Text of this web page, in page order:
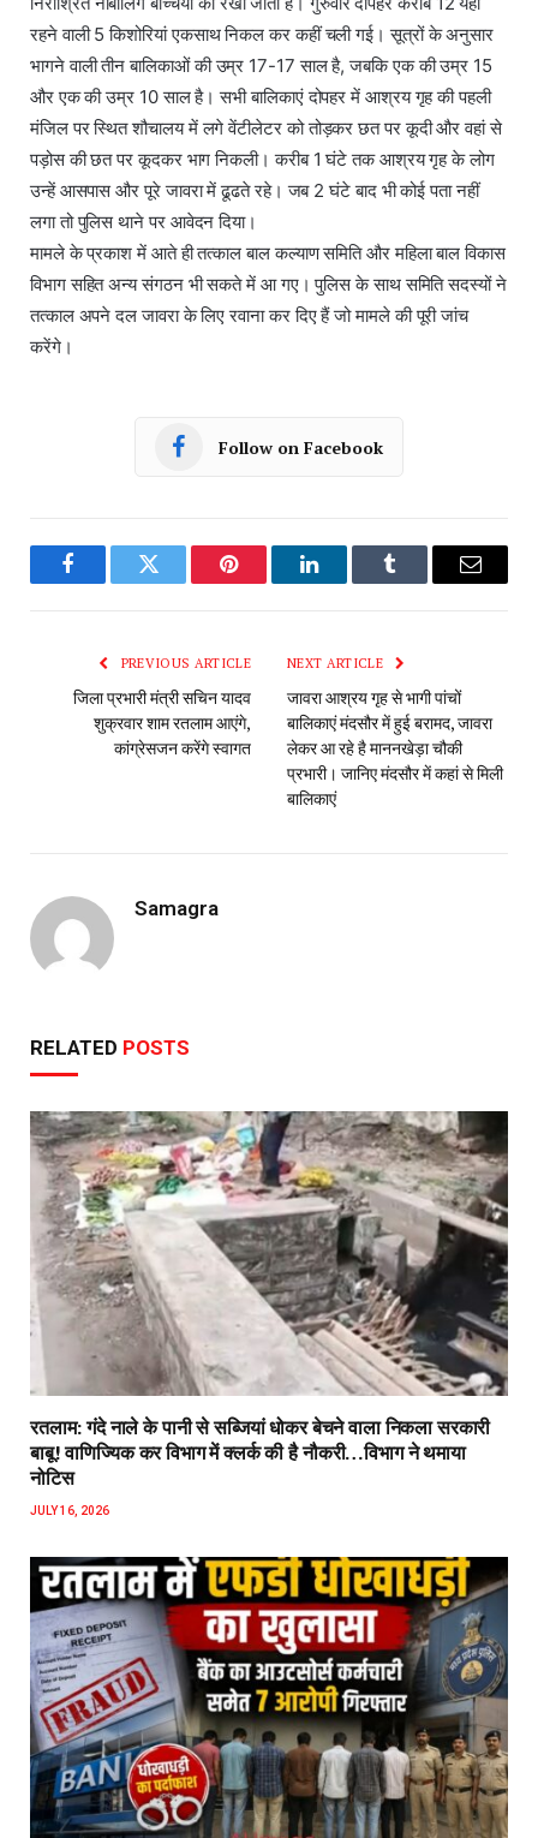
रहने वाली 5 किशोरियां एकसाथ निकल कर कहीं चली गई। सूत्रों के अनुसार
भागने वाली तीन बालिकाओं की उम्र 17-17 साल है, जबकि एक की उम्र 15
और एक की उम्र 10 साल है। सभी बालिकाएं दोपहर में आश्रय गृह की पहली
मंजिल पर स्थित शौचालय में लगे वेंटीलेटर को तोड़कर छत पर कूदी और वहां से
पड़ोस की छत पर कूदकर भाग निकली। करीब 1 घंटे तक आश्रय गृह के लोग
उन्हें आसपास और पूरे जावरा में ढूढते रहे। जब 2 घंटे बाद भी कोई पता नहीं
लगा तो पुलिस थाने पर आवेदन दिया।
मामले के प्रकाश में आते ही तत्काल बाल कल्याण समिति और महिला बाल विकास
विभाग सहित अन्य संगठन भी सकते में आ गए। पुलिस के साथ समिति सदस्यों ने
तत्काल अपने दल जावरा के लिए रवाना कर दिए हैं जो मामले की पूरी जांच
करेंगे।
Follow on Facebook
FacebookTwitter Pinterest LinkedInTumblr Email
PREVIOUS ARTICLE
जिला प्रभारी मंत्री सचिन यादव
शुक्रवार शाम रतलाम आएंगे,
कांग्रेसजन करेंगे स्वागत
NEXT ARTICLE
जावरा आश्रय गृह से भागी पांचों
बालिकाएं मंदसौर में हुई बरामद, जावरा
लेकर आ रहे है माननखेड़ा चौकी
प्रभारी। जानिए मंदसौर में कहां से मिली
बालिकाएं
Samagra
RELATED POSTS
रतलाम: गंदे नाले के पानी से सब्जियां धोकर बेचने वाला निकला सरकारी
बाबू! वाणिज्यिक कर विभाग में क्लर्क की है नौकरी…विभाग ने थमाया
नोटिस
JULY 16, 2026